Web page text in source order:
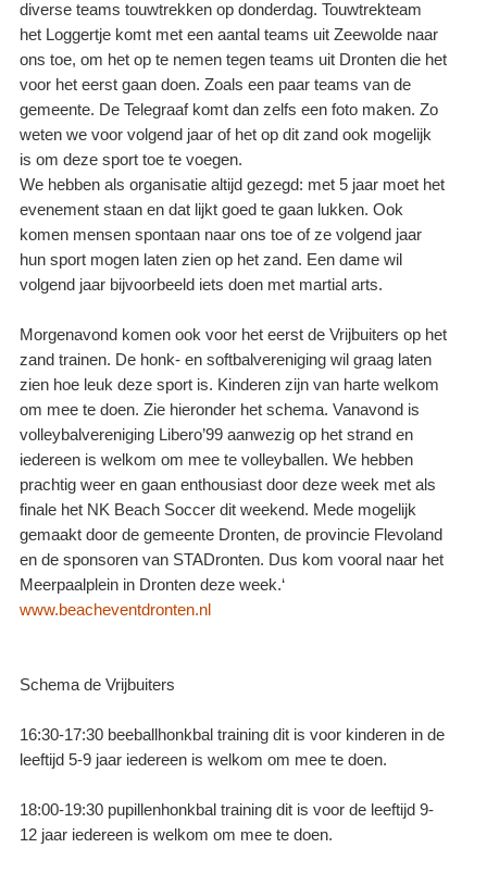
diverse teams touwtrekken op donderdag. Touwtrekteam
het Loggertje komt met een aantal teams uit Zeewolde naar
ons toe, om het op te nemen tegen teams uit Dronten die het
voor het eerst gaan doen. Zoals een paar teams van de
gemeente. De Telegraaf komt dan zelfs een foto maken. Zo
weten we voor volgend jaar of het op dit zand ook mogelijk
is om deze sport toe te voegen.
We hebben als organisatie altijd gezegd: met 5 jaar moet het
evenement staan en dat lijkt goed te gaan lukken. Ook
komen mensen spontaan naar ons toe of ze volgend jaar
hun sport mogen laten zien op het zand. Een dame wil
volgend jaar bijvoorbeeld iets doen met martial arts.
Morgenavond komen ook voor het eerst de Vrijbuiters op het
zand trainen. De honk- en softbalvereniging wil graag laten
zien hoe leuk deze sport is. Kinderen zijn van harte welkom
om mee te doen. Zie hieronder het schema. Vanavond is
volleybalvereniging Libero’99 aanwezig op het strand en
iedereen is welkom om mee te volleyballen. We hebben
prachtig weer en gaan enthousiast door deze week met als
finale het NK Beach Soccer dit weekend. Mede mogelijk
gemaakt door de gemeente Dronten, de provincie Flevoland
en de sponsoren van STADronten. Dus kom vooral naar het
Meerpaalplein in Dronten deze week.‘
www.beacheventdronten.nl
Schema de Vrijbuiters
16:30-17:30 beeballhonkbal training dit is voor kinderen in de
leeftijd 5-9 jaar iedereen is welkom om mee te doen.
18:00-19:30 pupillenhonkbal training dit is voor de leeftijd 9-
12 jaar iedereen is welkom om mee te doen.